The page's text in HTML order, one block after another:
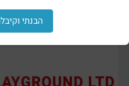
הבנתי